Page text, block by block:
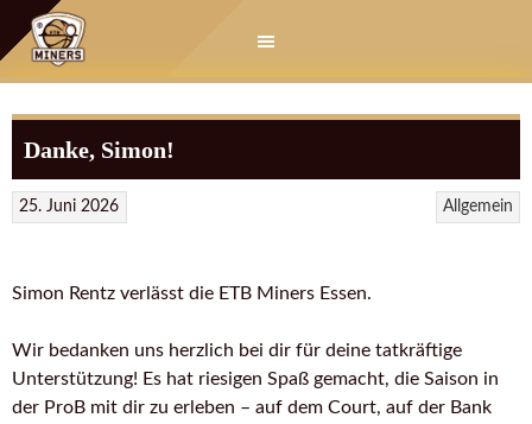
Springe
zum
Danke, Simon!
Allgemein
25. Juni 2026
Simon Rentz verlässt die ETB Miners Essen.
Wir bedanken uns herzlich bei dir für deine tatkräftige
Unterstützung! Es hat riesigen Spaß gemacht, die Saison in
der ProB mit dir zu erleben – auf dem Court, auf der Bank